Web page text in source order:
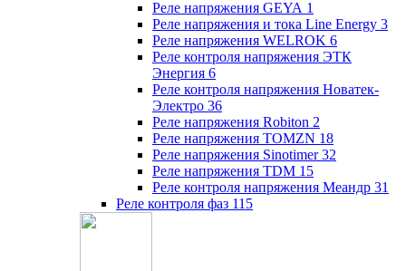
Реле напряжения GEYA 1
Реле напряжения и тока Line Energy 3
Реле напряжения WELROK 6
Реле контроля напряжения ЭТК
Энергия 6
Реле контроля напряжения Новатек-
Электро 36
Реле напряжения Robiton 2
Реле напряжения TOMZN 18
Реле напряжения Sinotimer 32
Реле напряжения TDM 15
Реле контроля напряжения Меандр 31
Реле контроля фаз 115